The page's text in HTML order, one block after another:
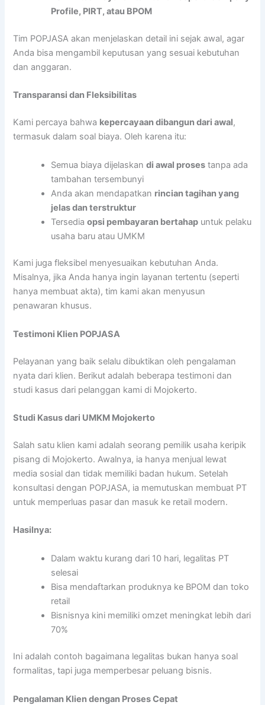
Profile, PIRT, atau BPOM
Tim POPJASA akan menjelaskan detail ini sejak awal, agar
Anda bisa mengambil keputusan yang sesuai kebutuhan
dan anggaran.
Transparansi dan Fleksibilitas
Kami percaya bahwa kepercayaan dibangun dari awal,
termasuk dalam soal biaya. Oleh karena itu:
Semua biaya dijelaskandi awal proses tanpa ada
tambahan tersembunyi
Anda akan mendapatkan rincian tagihan yang
jelas dan terstruktur
Tersediaopsi pembayaran bertahap untuk pelaku
usaha baru atau UMKM
Kami juga fleksibel menyesuaikan kebutuhan Anda.
Misalnya, jika Anda hanya ingin layanan tertentu (seperti
hanya membuat akta), tim kami akan menyusun
penawaran khusus.
Testimoni Klien POPJASA
Pelayanan yang baik selalu dibuktikan oleh pengalaman
nyata dari klien. Berikut adalah beberapa testimoni dan
studi kasus dari pelanggan kami di Mojokerto.
Studi Kasus dari UMKM Mojokerto
Salah satu klien kami adalah seorang pemilik usaha keripik
pisang di Mojokerto. Awalnya, ia hanya menjual lewat
media sosial dan tidak memiliki badan hukum. Setelah
konsultasi dengan POPJASA, ia memutuskan membuat PT
untuk memperluas pasar dan masuk ke retail modern.
Hasilnya:
Dalam waktu kurang dari 10 hari, legalitas PT
selesai
Bisa mendaftarkan produknya ke BPOM dan toko
retail
Bisnisnya kini memiliki omzet meningkat lebih dari
70%
Ini adalah contoh bagaimana legalitas bukan hanya soal
formalitas, tapi juga memperbesar peluang bisnis.
Pengalaman Klien dengan Proses Cepat